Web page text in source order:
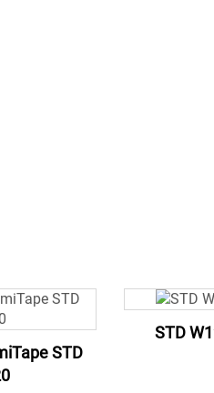
STD
STD